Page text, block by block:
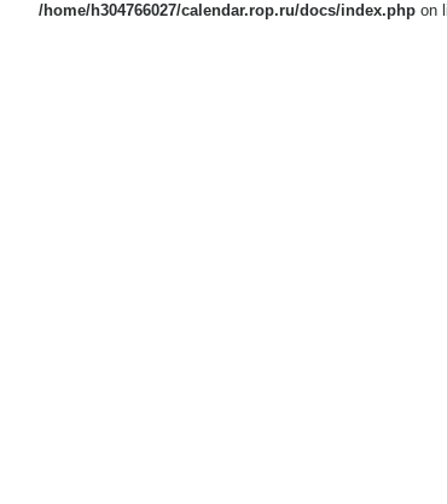
/home/h304766027/calendar.rop.ru/docs/index.php on